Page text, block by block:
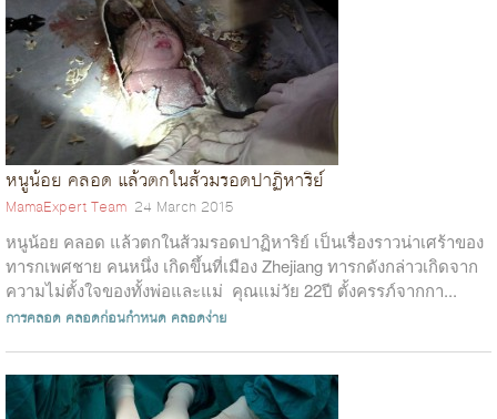
หนูน้อย คลอด แล้วตกในส้วมรอดปาฏิหาริย์
MamaExpert Team 24 March 2015
หนูน้อย คลอด แล้วตกในส้วมรอดปาฏิหาริย์ เป็นเรื่องราวน่าเศร้าของ
ทารกเพศชาย คนหนึ่ง เกิดขึ้นที่เมือง Zhejiang ทารกดังกล่าวเกิดจาก
ความไม่ตั้งใจของทั้งพ่อและแม่ คุณแม่วัย 22ปี ตั้งครรภ์จากกา...
การคลอด คลอดก่อนกำหนด คลอดง่าย